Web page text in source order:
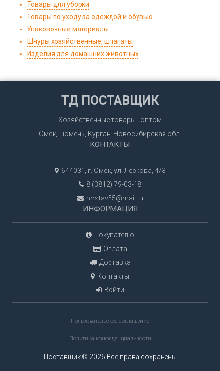
Товары для уборки
Товары по уходу за одеждой и обувью
Упаковочные материалы
Шнуры хозяйственные, шпагаты
Изделия для домашних животных
ТД ПОСТАВЩИК
Хозяйственные товары - оптом
Омск, Тюмень, Курган, Новосибирская обл.
КОНТАКТЫ
644031, г. Омск, ул. Лескова, 4/3
8 (3812) 79-03-18
postav55@mail.ru
ИНФОРМАЦИЯ
Покупателю
Оплата
Доставка
Контакты
Войти
Пользовательское соглашение
Политика конфиденциальности
Поставщик © 2026 Все права сохранены